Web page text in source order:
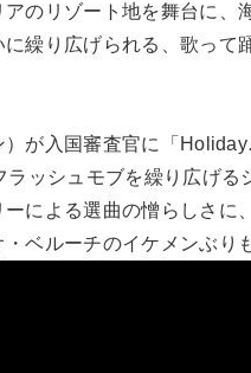
のリゾート地を舞台に、
繰り広げられる、歌って
が入国審査官に「
ッシュモブを繰り広げる
による選曲の憎らしさに
ベルーチのイケメンぶり